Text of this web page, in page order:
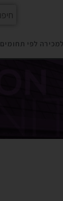
לפי תחומים